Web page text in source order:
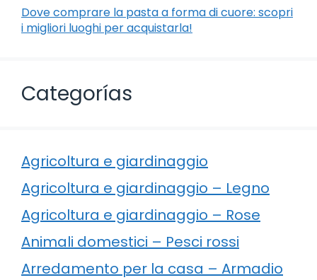
Dove comprare la pasta a forma di cuore: scopri
i migliori luoghi per acquistarla!
Categorías
Agricoltura e giardinaggio
Agricoltura e giardinaggio – Legno
Agricoltura e giardinaggio – Rose
Animali domestici – Pesci rossi
Arredamento per la casa – Armadio